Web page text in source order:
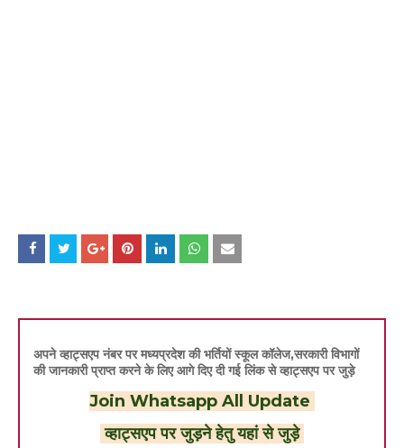
अपने व्हाट्सएप नंबर पर मध्यप्रदेश की भर्तियों स्कूल कॉलेज,सरकारी विभागों
की जानकारी प्राप्त करने के लिए आगे दिए दी गई लिंक से व्हाट्सएप पर जुड़े
Join Whatsapp All Update
व्हाट्सएप पर जुड़ने हेतु यहां से जुड़े